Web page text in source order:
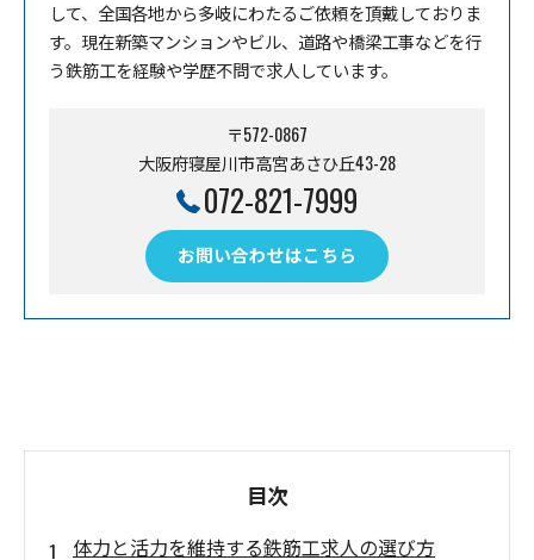
して、全国各地から多岐にわたるご依頼を頂戴しておりま
す。現在新築マンションやビル、道路や橋梁工事などを行
う鉄筋工を経験や学歴不問で求人しています。
〒572-0867
大阪府寝屋川市高宮あさひ丘43-28
072-821-7999
お問い合わせはこちら
目次
体力と活力を維持する鉄筋工求人の選び方